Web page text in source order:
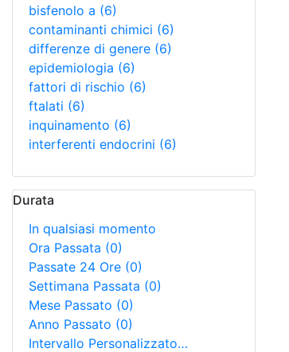
bisfenolo a (6)
contaminanti chimici (6)
differenze di genere (6)
epidemiologia (6)
fattori di rischio (6)
ftalati (6)
inquinamento (6)
interferenti endocrini (6)
Durata
In qualsiasi momento
Ora Passata (0)
Passate 24 Ore (0)
Settimana Passata (0)
Mese Passato (0)
Anno Passato (0)
Intervallo Personalizzato…